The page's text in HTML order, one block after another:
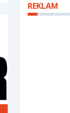
REKLAM